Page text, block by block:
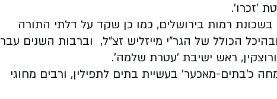
'זכרו'.
רמות בירושלים, כמו כן שקד על דלתי התורה
הכולל של הגר"י מייזליש זצ"ל, וברבות השנים עבר
ראש ישיבת 'עטרת שלמה'.
כ'בתים-מאכער' בעשיית בתים לתפילין, ורבים מחוגי